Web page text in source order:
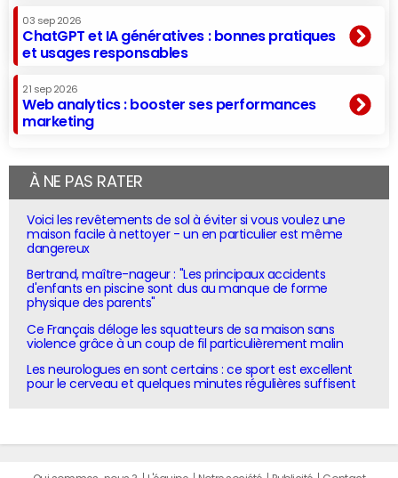
03 sep 2026
ChatGPT et IA génératives : bonnes pratiques
et usages responsables
21 sep 2026
Web analytics : booster ses performances
marketing
À NE PAS RATER
Voici les revêtements de sol à éviter si vous voulez une
maison facile à nettoyer - un en particulier est même
dangereux
Bertrand, maître-nageur : "Les principaux accidents
d'enfants en piscine sont dus au manque de forme
physique des parents"
Ce Français déloge les squatteurs de sa maison sans
violence grâce à un coup de fil particulièrement malin
Les neurologues en sont certains : ce sport est excellent
pour le cerveau et quelques minutes régulières suffisent